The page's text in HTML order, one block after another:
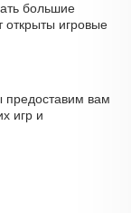
большие
открыты игровые
вам
игр и